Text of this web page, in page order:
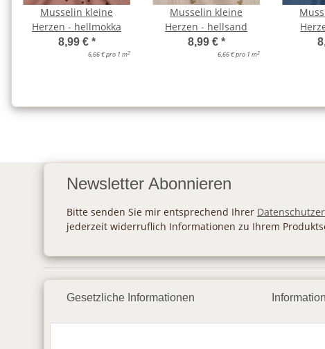
Musselin kleine
Herzen - hellmokka
8,99 € *
6,66 € pro 1 m2
Musselin kleine
Herzen - hellsand
8,99 € *
6,66 € pro 1 m2
Newsletter Abonnieren
Bitte senden Sie mir entsprechend Ihrer
jederzeit widerruflich Informationen zu Ihrem
Gesetzliche Informationen